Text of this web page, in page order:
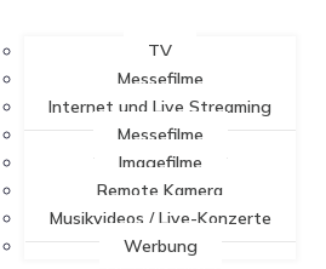
TV
Messefilme
Internet und Live Streaming
Messefilme
Imagefilme
Remote Kamera
Musikvideos / Live-Konzerte
Werbung